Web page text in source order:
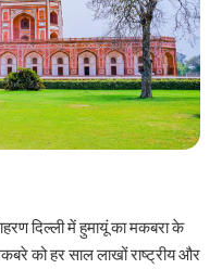
दिल्ली में हुमायूं का मकबरा के
को हर साल लाखों राष्ट्रीय और